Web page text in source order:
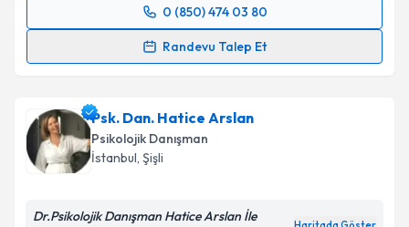
0 (850) 474 03 80
Randevu Talep Et
Randevu Takvimi Talebi
için bir takvim hazırlandığında e-posta ile
bilgilendireceğiz.
E-posta Adresiniz
Psk. Dan. Hatice Arslan
Psikolojik Danışman
İstanbul, Şişli
Dr.Psikolojik Danışman Hatice Arslan İle